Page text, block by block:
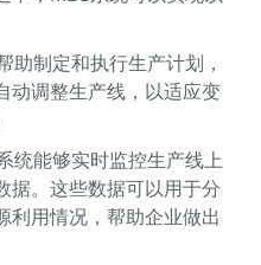
助制定和执行生产计划，
动调整生产线，以适应变
统能够实时监控生产线上
据。这些数据可以用于分
利用情况，帮助企业做出